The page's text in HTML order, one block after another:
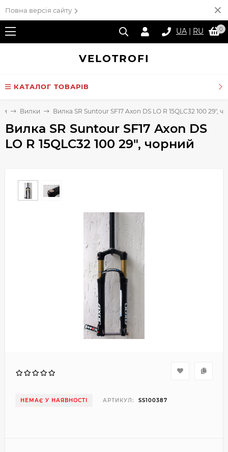
Повна версія сайту
UA | RU 0
VELOTROFI
КАТАЛОГ ТОВАРІВ
Вилки Вилка SR Suntour SF17 Axon DS LO R 15QLC32 100 29",
Вилка SR Suntour SF17 Axon DS
LO R 15QLC32 100 29", чорний
НЕМАЄ У НАЯВНОСТІ АРТИКУЛ: SS100387